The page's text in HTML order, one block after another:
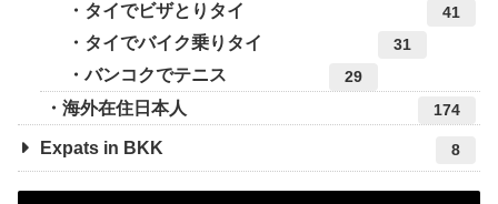
タイでビザとりタイ 41
タイでバイク乗りタイ 31
バンコクでテニス 29
海外在住日本人 174
Expats in BKK 8